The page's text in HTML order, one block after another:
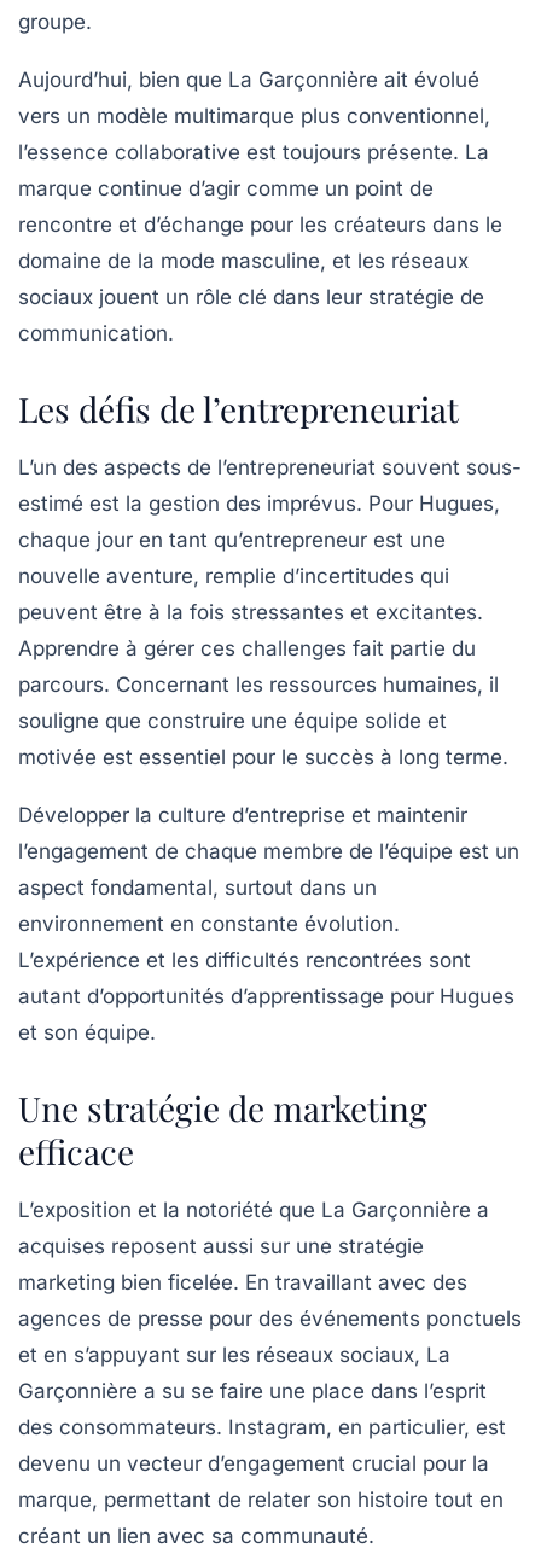
groupe.
Aujourd’hui, bien que La Garçonnière ait évolué
vers un modèle multimarque plus conventionnel,
l’essence collaborative est toujours présente. La
marque continue d’agir comme un point de
rencontre et d’échange pour les créateurs dans le
domaine de la mode masculine, et les réseaux
sociaux jouent un rôle clé dans leur stratégie de
communication.
Les défis de l’entrepreneuriat
L’un des aspects de l’entrepreneuriat souvent sous-
estimé est la gestion des imprévus. Pour Hugues,
chaque jour en tant qu’entrepreneur est une
nouvelle aventure, remplie d’incertitudes qui
peuvent être à la fois stressantes et excitantes.
Apprendre à gérer ces challenges fait partie du
parcours. Concernant les ressources humaines, il
souligne que construire une équipe solide et
motivée est essentiel pour le succès à long terme.
Développer la culture d’entreprise et maintenir
l’engagement de chaque membre de l’équipe est un
aspect fondamental, surtout dans un
environnement en constante évolution.
L’expérience et les difficultés rencontrées sont
autant d’opportunités d’apprentissage pour Hugues
et son équipe.
Une stratégie de marketing
efficace
L’exposition et la notoriété que La Garçonnière a
acquises reposent aussi sur une stratégie
marketing bien ficelée. En travaillant avec des
agences de presse pour des événements ponctuels
et en s’appuyant sur les réseaux sociaux, La
Garçonnière a su se faire une place dans l’esprit
des consommateurs. Instagram, en particulier, est
devenu un vecteur d’engagement crucial pour la
marque, permettant de relater son histoire tout en
créant un lien avec sa communauté.